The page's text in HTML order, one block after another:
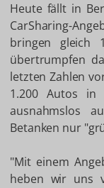
Heute fällt in
CarSharing-
bringen gleich
übertrumpfen
letzten Zahlen
1.200 Autos in
ausnahmslos
Betanken nur
"Mit einem
heben wir uns